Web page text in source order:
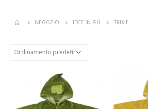
NEGOZIO IDEE IN PIÙ TRIXIE